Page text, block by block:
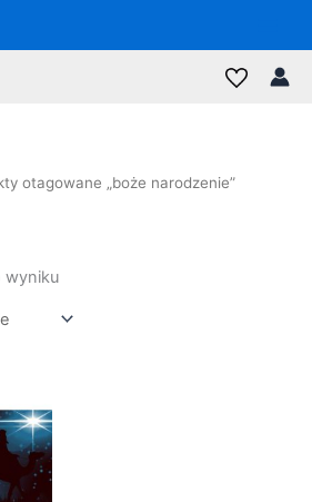
otagowane „boże narodzenie”
wyniku